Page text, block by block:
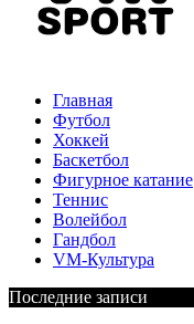
Главная
Футбол
Хоккей
Баскетбол
Фигурное катание
Теннис
Волейбол
Гандбол
VM-Культура
Последние записи